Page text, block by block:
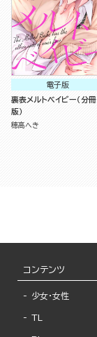
電子版
裏表メルトベイビー（分冊
版）
穂高へき
コンテンツ
少女・女性
TL